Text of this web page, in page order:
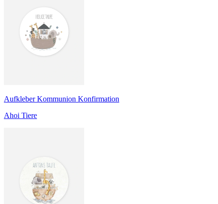
Aufkleber Kommunion Konfirmation
Ahoi Tiere